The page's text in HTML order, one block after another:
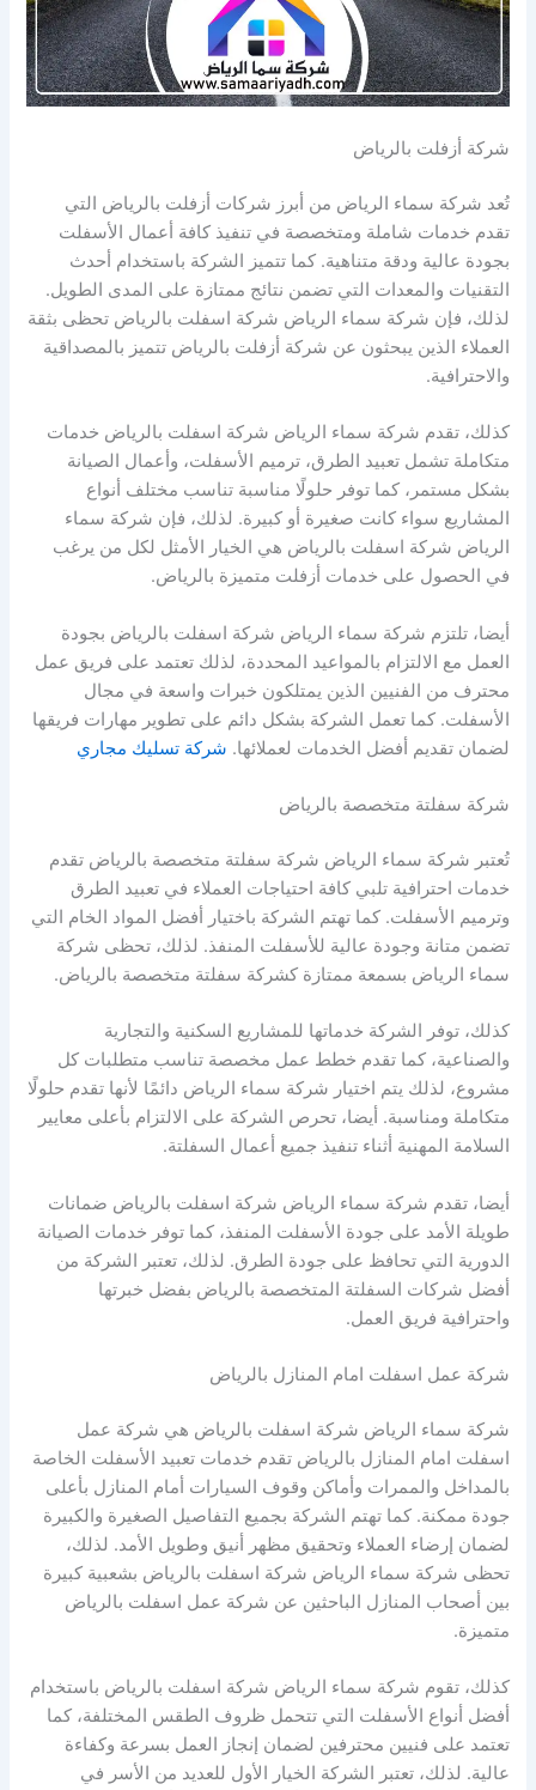
شركة أزفلت بالرياض
تُعد شركة سماء الرياض من أبرز شركات أزفلت بالرياض التي
تقدم خدمات شاملة ومتخصصة في تنفيذ كافة أعمال الأسفلت
بجودة عالية ودقة متناهية. كما تتميز الشركة باستخدام أحدث
التقنيات والمعدات التي تضمن نتائج ممتازة على المدى الطويل.
لذلك، فإن شركة سماء الرياض شركة اسفلت بالرياض تحظى بثقة
العملاء الذين يبحثون عن شركة أزفلت بالرياض تتميز بالمصداقية
والاحترافية.
كذلك، تقدم شركة سماء الرياض شركة اسفلت بالرياض خدمات
متكاملة تشمل تعبيد الطرق، ترميم الأسفلت، وأعمال الصيانة
بشكل مستمر، كما توفر حلولًا مناسبة تناسب مختلف أنواع
المشاريع سواء كانت صغيرة أو كبيرة. لذلك، فإن شركة سماء
الرياض شركة اسفلت بالرياض هي الخيار الأمثل لكل من يرغب
في الحصول على خدمات أزفلت متميزة بالرياض.
أيضا، تلتزم شركة سماء الرياض شركة اسفلت بالرياض بجودة
العمل مع الالتزام بالمواعيد المحددة، لذلك تعتمد على فريق عمل
محترف من الفنيين الذين يمتلكون خبرات واسعة في مجال
الأسفلت. كما تعمل الشركة بشكل دائم على تطوير مهارات فريقها
لضمان تقديم أفضل الخدمات لعملائها. شركة تسليك مجاري
شركة سفلتة متخصصة بالرياض
تُعتبر شركة سماء الرياض شركة سفلتة متخصصة بالرياض تقدم
خدمات احترافية تلبي كافة احتياجات العملاء في تعبيد الطرق
وترميم الأسفلت. كما تهتم الشركة باختيار أفضل المواد الخام التي
تضمن متانة وجودة عالية للأسفلت المنفذ. لذلك، تحظى شركة
سماء الرياض بسمعة ممتازة كشركة سفلتة متخصصة بالرياض.
كذلك، توفر الشركة خدماتها للمشاريع السكنية والتجارية
والصناعية، كما تقدم خطط عمل مخصصة تناسب متطلبات كل
مشروع، لذلك يتم اختيار شركة سماء الرياض دائمًا لأنها تقدم حلولًا
متكاملة ومناسبة. أيضا، تحرص الشركة على الالتزام بأعلى معايير
السلامة المهنية أثناء تنفيذ جميع أعمال السفلتة.
أيضا، تقدم شركة سماء الرياض شركة اسفلت بالرياض ضمانات
طويلة الأمد على جودة الأسفلت المنفذ، كما توفر خدمات الصيانة
الدورية التي تحافظ على جودة الطرق. لذلك، تعتبر الشركة من
أفضل شركات السفلتة المتخصصة بالرياض بفضل خبرتها
واحترافية فريق العمل.
شركة عمل اسفلت امام المنازل بالرياض
شركة سماء الرياض شركة اسفلت بالرياض هي شركة عمل
اسفلت امام المنازل بالرياض تقدم خدمات تعبيد الأسفلت الخاصة
بالمداخل والممرات وأماكن وقوف السيارات أمام المنازل بأعلى
جودة ممكنة. كما تهتم الشركة بجميع التفاصيل الصغيرة والكبيرة
لضمان إرضاء العملاء وتحقيق مظهر أنيق وطويل الأمد. لذلك،
تحظى شركة سماء الرياض شركة اسفلت بالرياض بشعبية كبيرة
بين أصحاب المنازل الباحثين عن شركة عمل اسفلت بالرياض
متميزة.
كذلك، تقوم شركة سماء الرياض شركة اسفلت بالرياض باستخدام
أفضل أنواع الأسفلت التي تتحمل ظروف الطقس المختلفة، كما
تعتمد على فنيين محترفين لضمان إنجاز العمل بسرعة وكفاءة
عالية. لذلك، تعتبر الشركة الخيار الأول للعديد من الأسر في